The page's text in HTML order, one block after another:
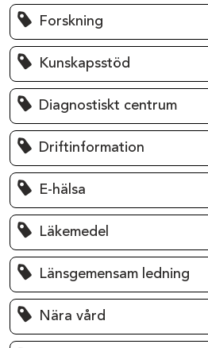
Forskning
Kunskapsstöd
Diagnostiskt centrum
Driftinformation
E-hälsa
Läkemedel
Länsgemensam ledning
Nära vård